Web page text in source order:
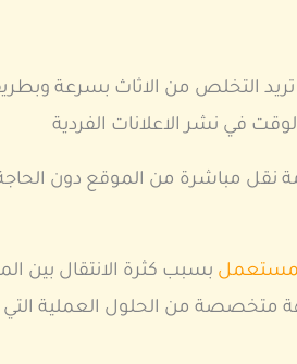
تريد التخلص من الاثاث بسرعة
في نشر الاعلانات الفردية
نقل مباشرة من الموقع دون
بسبب كثرة الانتقال بين
متخصصة من الحلول العملية